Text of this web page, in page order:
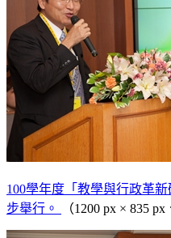
100學年度「教學與行政革
步舉行。
（1200 px × 835 px